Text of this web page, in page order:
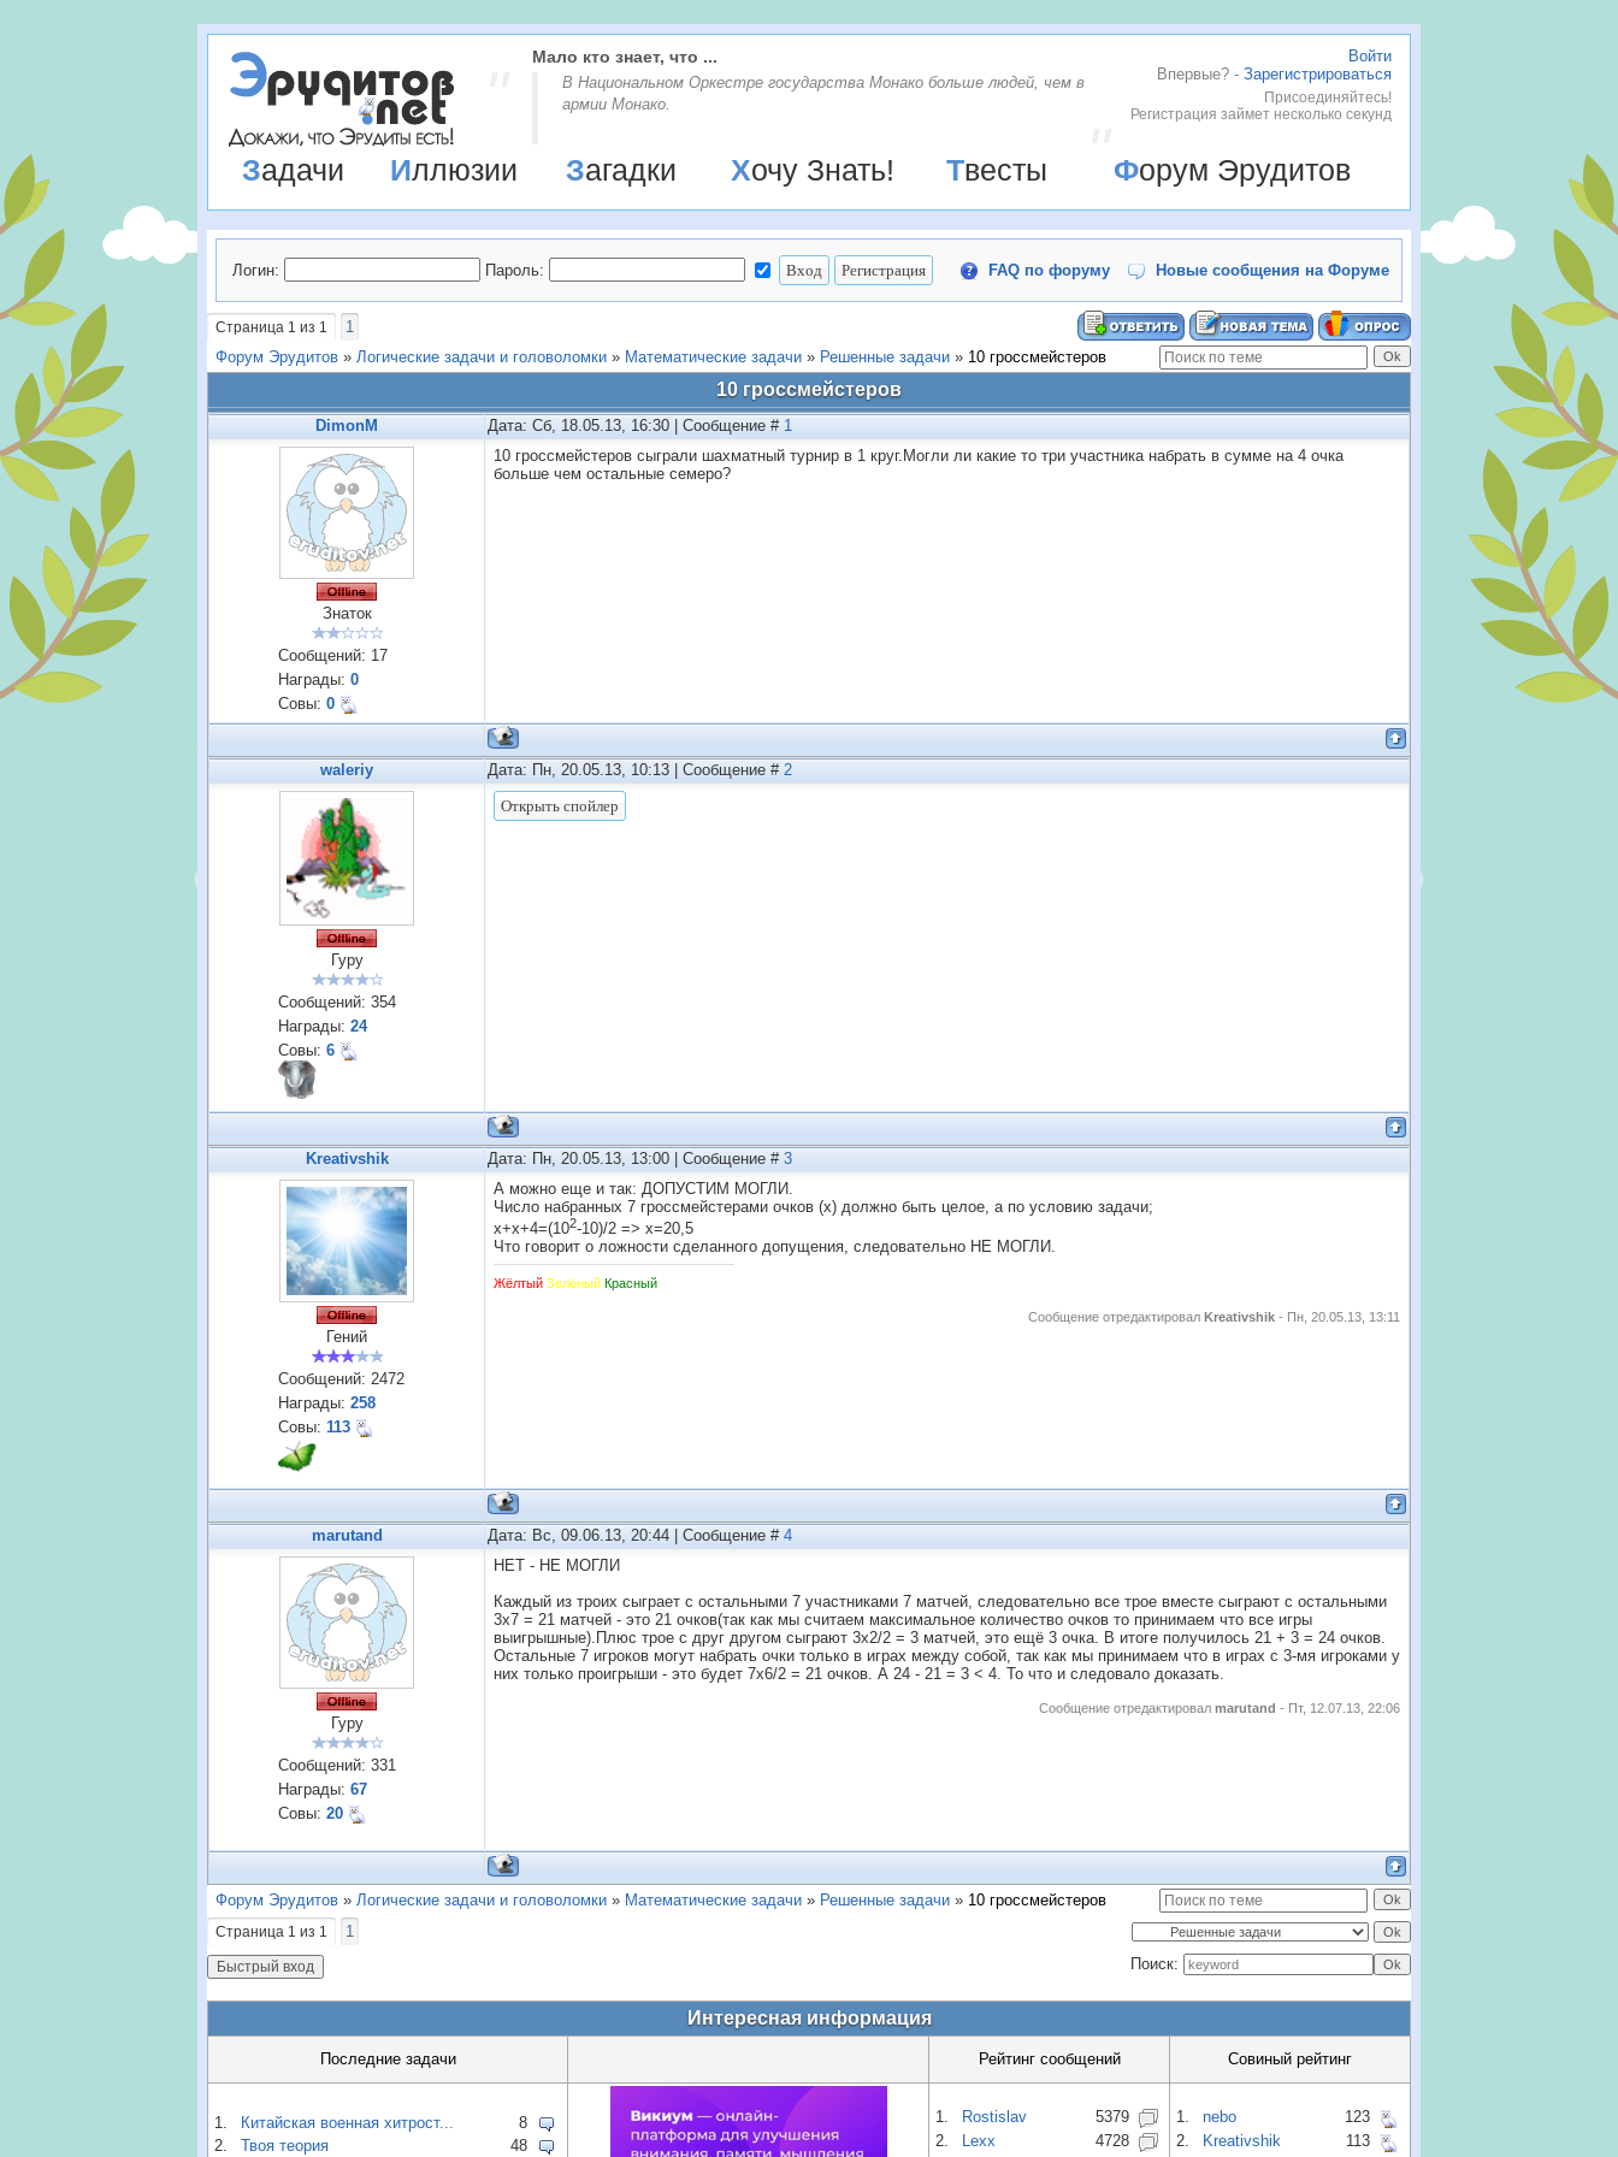
Войти
Впервые? - Зарегистрироваться
Присоединяйтесь!
Регистрация займет несколько секунд
Мало кто знает, что ...
В Национальном Оркестре государства Монако больше людей, чем в
армии Монако.
Задачи Иллюзии Загадки Хочу Знать! Твесты Форум Эрудитов
Логин: Пароль: FAQ по форуму Новые сообщения на Форуме
Страница 1 из 1
1
Форум Эрудитов » Логические задачи и головоломки » Математические задачи » Решенные задачи » 10 гроссмейстеров
10 гроссмейстеров
DimonM Дата: Сб, 18.05.13, 16:30 | Сообщение # 1
Знаток
Сообщений: 17
Награды: 0
Совы: 0
10 гроссмейстеров сыграли шахматный турнир в 1 круг.Могли ли какие то три участника набрать в сумме на 4 очка
больше чем остальные семеро?
waleriy Дата: Пн, 20.05.13, 10:13 | Сообщение # 2
Гуру
Сообщений: 354
Награды: 24
Совы: 6
Kreativshik Дата: Пн, 20.05.13, 13:00 | Сообщение # 3
Гений
Сообщений: 2472
Награды: 258
Совы: 113
А можно еще и так: ДОПУСТИМ МОГЛИ.
Число набранных 7 гроссмейстерами очков (х) должно быть целое, а по условию задачи;
х+х+4=(102-10)/2 => x=20,5
Что говорит о ложности сделанного допущения, следовательно НЕ МОГЛИ.
Жёлтый Зелёный Красный
Сообщение отредактировал Kreativshik - Пн, 20.05.13, 13:11
marutand Дата: Вс, 09.06.13, 20:44 | Сообщение # 4
Гуру
Сообщений: 331
Награды: 67
Совы: 20
НЕТ - НЕ МОГЛИ
Каждый из троих сыграет с остальными 7 участниками 7 матчей, следовательно все трое вместе сыграют с остальными
3х7 = 21 матчей - это 21 очков(так как мы считаем максимальное количество очков то принимаем что все игры
выигрышные).Плюс трое с друг другом сыграют 3х2/2 = 3 матчей, это ещё 3 очка. В итоге получилось 21 + 3 = 24 очков.
Остальные 7 игроков могут набрать очки только в играх между собой, так как мы принимаем что в играх с 3-мя игроками у
них только проигрыши - это будет 7х6/2 = 21 очков. А 24 - 21 = 3 < 4. То что и следовало доказать.
Сообщение отредактировал marutand - Пт, 12.07.13, 22:06
Форум Эрудитов » Логические задачи и головоломки » Математические задачи » Решенные задачи » 10 гроссмейстеров
Страница 1 из 1
1
Поиск:
Интересная информация
Последние задачи Рейтинг сообщений Совиный рейтинг
1. Китайская военная хитрост...
8
2.
Твоя теория 48
1. Rostislav
5379
2.
Lexx
4728
1. nebo
123
2.
Kreativshik
113